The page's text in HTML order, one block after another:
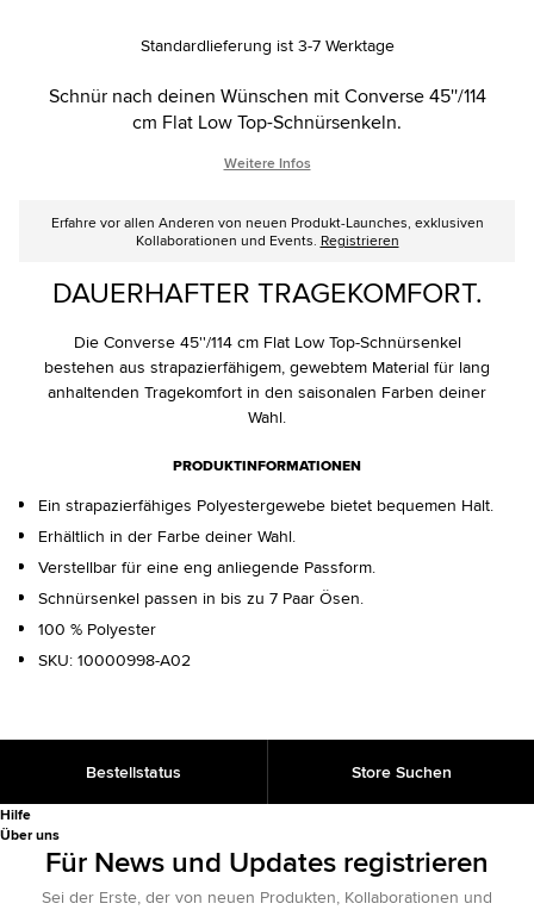
Standardlieferung ist 3-7 Werktage
Schnür nach deinen Wünschen mit Converse 45''/114
cm Flat Low Top-Schnürsenkeln.
Weitere Infos
Erfahre vor allen Anderen von neuen Produkt-Launches, exklusiven
Kollaborationen und Events. Registrieren
DAUERHAFTER TRAGEKOMFORT.
Die Converse 45''/114 cm Flat Low Top-Schnürsenkel
bestehen aus strapazierfähigem, gewebtem Material für lang
anhaltenden Tragekomfort in den saisonalen Farben deiner
Wahl.
PRODUKTINFORMATIONEN
Ein strapazierfähiges Polyestergewebe bietet bequemen Halt.
Erhältlich in der Farbe deiner Wahl.
Verstellbar für eine eng anliegende Passform.
Schnürsenkel passen in bis zu 7 Paar Ösen.
100 % Polyester
SKU: 10000998-A02
Bestellstatus Store Suchen
Hilfe
Über uns
Für News und Updates registrieren
Sei der Erste, der von neuen Produkten, Kollaborationen und